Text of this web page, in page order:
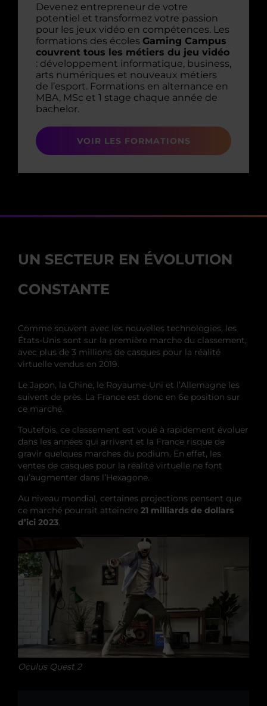
Devenez entrepreneur de votre
potentiel et transformez votre passion
pour les jeux vidéo en compétences. Les
formations des écoles Gaming Campus
couvrent tous les métiers du jeu vidéo
: développement informatique, business,
arts numériques et nouveaux métiers
de l’esport. Formations en alternance en
MBA, MSc et 1 stage chaque année de
bachelor.
VOIR LES FORMATIONS
UN SECTEUR EN ÉVOLUTION
CONSTANTE
Comme souvent avec les nouvelles technologies, les
États-Unis sont sur la première marche du classement,
avec plus de 3 millions de casques pour la réalité
virtuelle vendus en 2019.
Le Japon, la Chine, le Royaume-Uni et l’Allemagne les
suivent de près. La France est donc en 6e position sur
ce marché.
Toutefois, ce classement est voué à rapidement évoluer
dans les années qui arrivent et la France risque de
gravir quelques marches du podium. En effet, les
ventes de casques pour la réalité virtuelle ne font
qu’augmenter dans l’Hexagone.
Au niveau mondial, certaines projections pensent que
ce marché pourrait atteindre 21 milliards de dollars
d’ici 2023.
Oculus Quest 2